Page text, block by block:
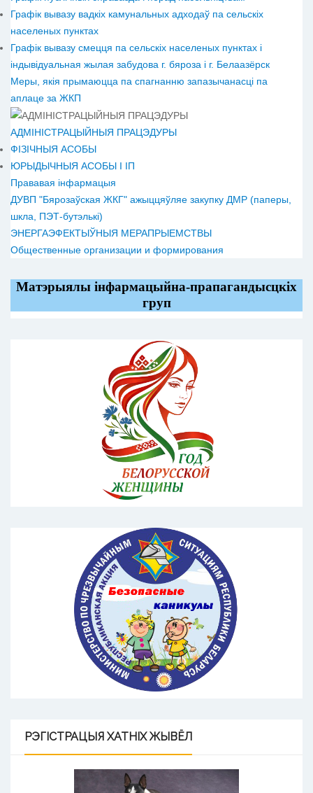
Графік вывазу вадкіх камунальных адходаў па сельскіх
населеных пунктах
Графік вывазу смецця па сельскіх населеных пунктах і
індывідуальная жылая забудова г. бяроза і г. Белаазёрск
Меры, якія прымаюцца па спагнанню запазычанасці па
аплаце за ЖКП
АДМІНІСТРАЦЫЙНЫЯ ПРАЦЭДУРЫ
ФІЗІЧНЫЯ АСОБЫ
ЮРЫДЫЧНЫЯ АСОБЫ І ІП
Прававая інфармацыя
ДУВП "Бярозаўская ЖКГ" ажыццяўляе закупку ДМР (паперы,
шкла, ПЭТ-бутэлькі)
ЭНЕРГАЭФЕКТЫЎНЫЯ МЕРАПРЫЕМСТВЫ
Общественные организации и формирования
Матэрыялы інфармацыйна-прапагандысцкіх
груп
РЭГІСТРАЦЫЯ ХАТНІХ ЖЫВЁЛ